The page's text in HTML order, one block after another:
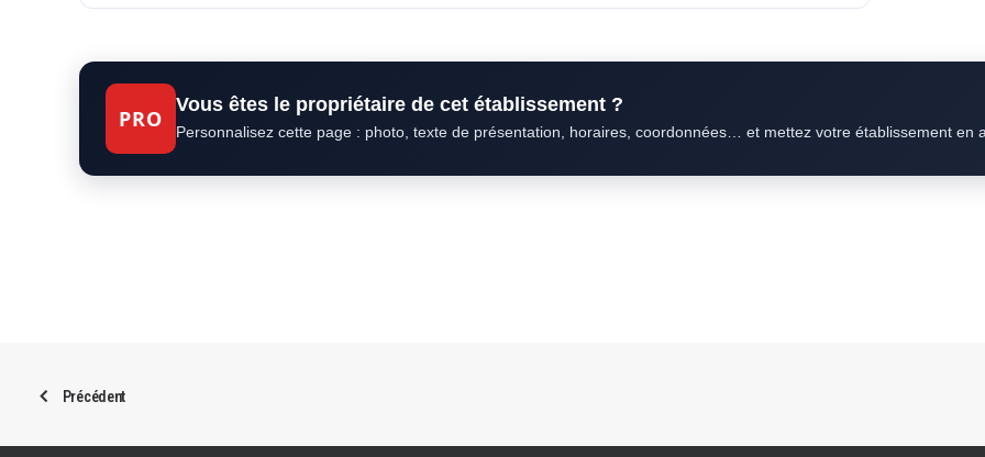
PRO
Vous êtes le propriétaire de cet établissement ?
Personnalisez cette page : photo, texte de présentation, horaires, coordonnées… et mettez votre établissement en
Précédent